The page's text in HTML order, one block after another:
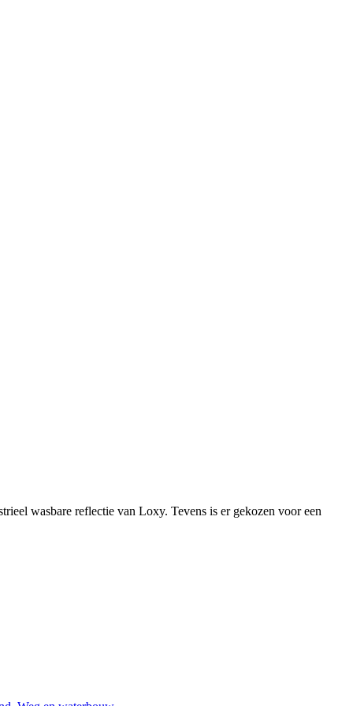
wasbare reflectie van Loxy. Tevens is er gekozen voor een